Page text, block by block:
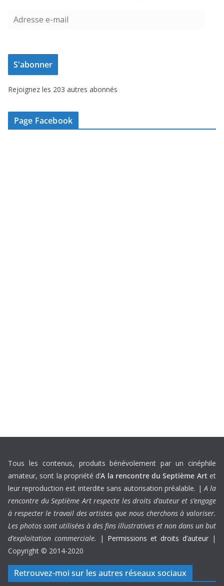
e
s
e
-
S'abonner
Rejoignez les 203 autres abonnés
Page Facebook
Tous les contenus, produits bénévolement par un cinéphile
amateur, sont la propriété d’A la rencontre du Septième Art et
leur reproduction est interdite sans autorisation préalable. |A la
rencontre du Septième Art respecte les droits d’auteur et s’engage
à respecter le travail des artistes que nous cherchons à valoriser.
Les photos sont utilisées à des fins illustratives et non dans un but
d’exploitation commerciale.
| Permissions et droits d’auteur |
Copyright © 2014-2020
Retrouvez-moi sur les autres réseaux sociaux